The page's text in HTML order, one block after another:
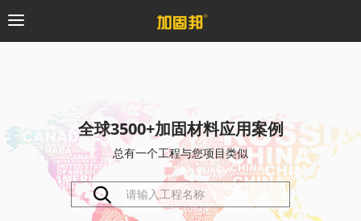
粘钢加固系统
预应力系统
全球3500+加固材料应用案例
总有一个工程与您项目类似